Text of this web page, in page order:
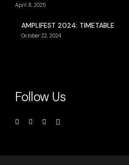
April 8, 2025
AMPLIFEST 2024: TIMETABLE
October 22, 2024
Follow Us